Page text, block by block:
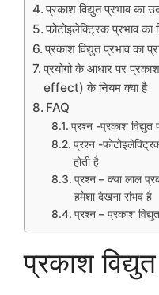
प्रकाश विद्युत प्रभाव का
फोटोइलेक्ट्रिक प्रभाव का
प्रकाश विद्युत प्रभाव का
प्रयोगो के आधार पर
effect) के नियम क्या है
FAQ
प्रश्न -प्रकाश विद्युत
प्रश्न -
होती है
प्रश्न – क्या लाल
हमेशा देखना संभव है
प्रश्न – प्रकाश
प्रकाश